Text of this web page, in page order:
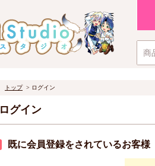
トップ ログイン
ログイン
既に会員登録をされているお客様